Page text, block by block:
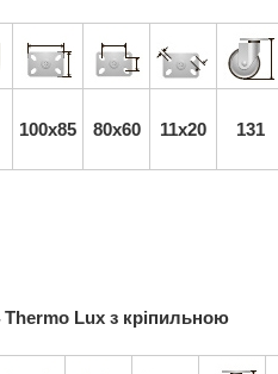
100x85 80x60 11х20 131
Lux з кріпильною